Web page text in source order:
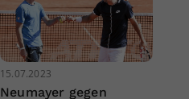
15.07.2023
Neumayer gegen